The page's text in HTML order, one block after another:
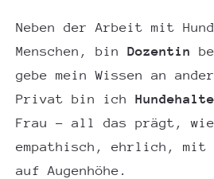
Neben der Arbeit mit
Menschen, bin Dozentin
gebe mein Wissen an
Privat bin ich
Frau – all das prägt,
empathisch, ehrlich, mit
auf Augenhöhe.